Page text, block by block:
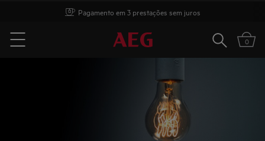
Pagamento em 3 prestações sem juros
Menu
Pesquisar
0